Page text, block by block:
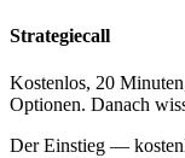
Strategiecall
Kostenlos, 20
Optionen. Danach
Der Einstieg —